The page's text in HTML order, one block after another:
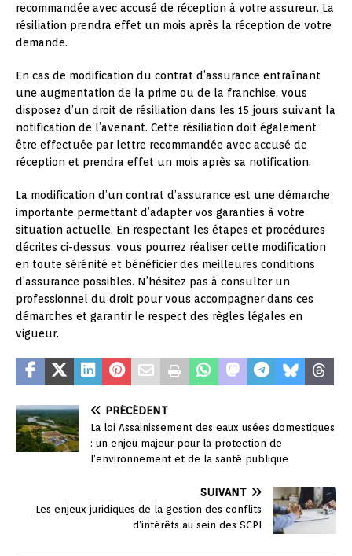
recommandée avec accusé de réception à votre assureur. La
résiliation prendra effet un mois après la réception de votre
demande.
En cas de modification du contrat d’assurance entraînant
une augmentation de la prime ou de la franchise, vous
disposez d’un droit de résiliation dans les 15 jours suivant la
notification de l’avenant. Cette résiliation doit également
être effectuée par lettre recommandée avec accusé de
réception et prendra effet un mois après sa notification.
La modification d’un contrat d’assurance est une démarche
importante permettant d’adapter vos garanties à votre
situation actuelle. En respectant les étapes et procédures
décrites ci-dessus, vous pourrez réaliser cette modification
en toute sérénité et bénéficier des meilleures conditions
d’assurance possibles. N’hésitez pas à consulter un
professionnel du droit pour vous accompagner dans ces
démarches et garantir le respect des règles légales en
vigueur.
PRÉCÉDENT
La loi Assainissement des eaux usées domestiques
: un enjeu majeur pour la protection de
l’environnement et de la santé publique
SUIVANT
Les enjeux juridiques de la gestion des conflits
d’intérêts au sein des SCPI